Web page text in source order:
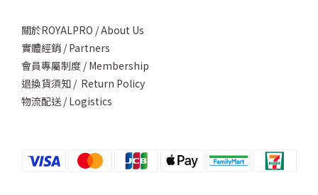
關於ROYALPRO / About Us
實體經銷 / Partners
會員專屬制度 / Membership
退換貨須知 / Return Policy
物流配送 / Logistics